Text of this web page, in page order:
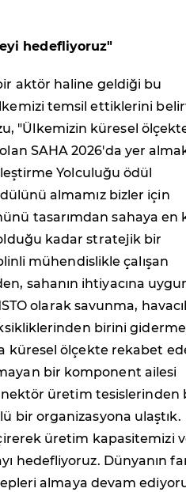
hedefliyoruz"
aktör haline geldiği bu
temsil ettiklerini
"Ülkemizin küresel
SAHA 2026'da yer
Yolculuğu ödül
almamız bizler için
tasarımdan sahaya en
kadar stratejik bir
mühendislikle çalışan
sahanın ihtiyacına
olarak savunma,
birini
küresel ölçekte rekabet
bir komponent ailesi
üretim tesislerinden
bir organizasyona ulaştık.
üretim kapasitemizi
hedefliyoruz. Dünyanın
almaya devam